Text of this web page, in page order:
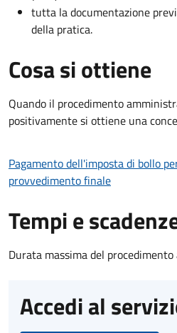
tutta la documentazione
della pratica.
Cosa si ottiene
Quando il procedimento
positivamente si ottiene una
Pagamento dell'imposta di bollo
provvedimento finale
Tempi e
Durata massima del
Accedi al